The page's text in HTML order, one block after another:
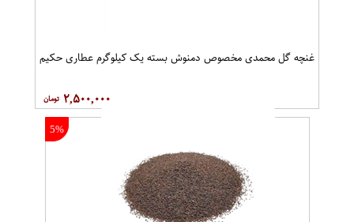
غنچه گل محمدی مخصوص دمنوش بسته یک کیلوگرم عطاری حکیم
۲,۵۰۰,۰۰۰
5%